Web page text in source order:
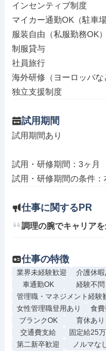
インセンティブ制度
マイカー通勤OK（駐車場
服装自由（私服勤務OK）
制服貸与
社員旅行
海外研修（ヨーロッパな
独立支援制度
試用期間
試用期間あり
試用・研修期間：3ヶ月
仕事に関するPR
調理の腕でキャリア
仕事の特徴
業界未経験歓迎 介護休暇
車通勤OK
経験不問
管理職・マネジメント経験
女性管理職登用あり
食費
ブランクOK
育休あり
交通費支給
固定給25
第二新卒歓迎
ノルマな